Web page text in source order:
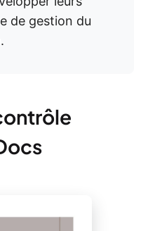
de gestion du